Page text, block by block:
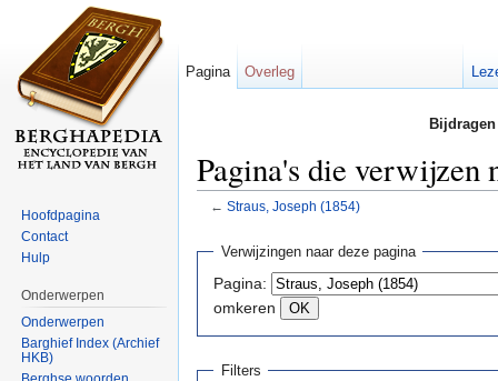
Pagina's die verwijzen
← Straus, Joseph (1854)
Verwijzingen naar deze pagina
Pagina:
omkeren
Filters
Pagina Overleg
Hoofdpagina
Contact
Hulp
Onderwerpen
Onderwerpen
Barghief Index (Archief
HKB)